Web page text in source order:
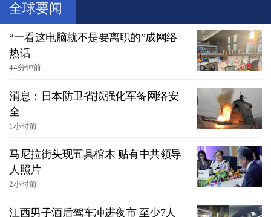
全球要闻
“一看这电脑就不是要离职的”成网络
热话
44分钟前
消息：日本防卫省拟强化军备网络安
全
1小时前
马尼拉街头现五具棺木 贴有中共领导
人照片
2小时前
江西男子酒后驾车冲进夜市 至少7人